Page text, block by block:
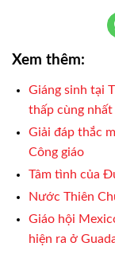
Xem thêm:
Giáng sinh tại
thấp cùng nhất
Giải đáp thắc
Công giáo
Tâm tình của
Nước Thiên
Giáo hội
hiện ra ở